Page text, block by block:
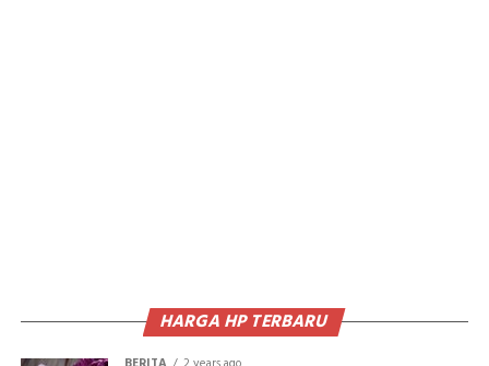
HARGA HP TERBARU